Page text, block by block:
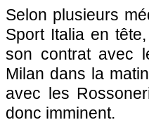
Selon plusieurs
Sport Italia en
son contrat avec
Milan dans la
avec les
donc imminent.